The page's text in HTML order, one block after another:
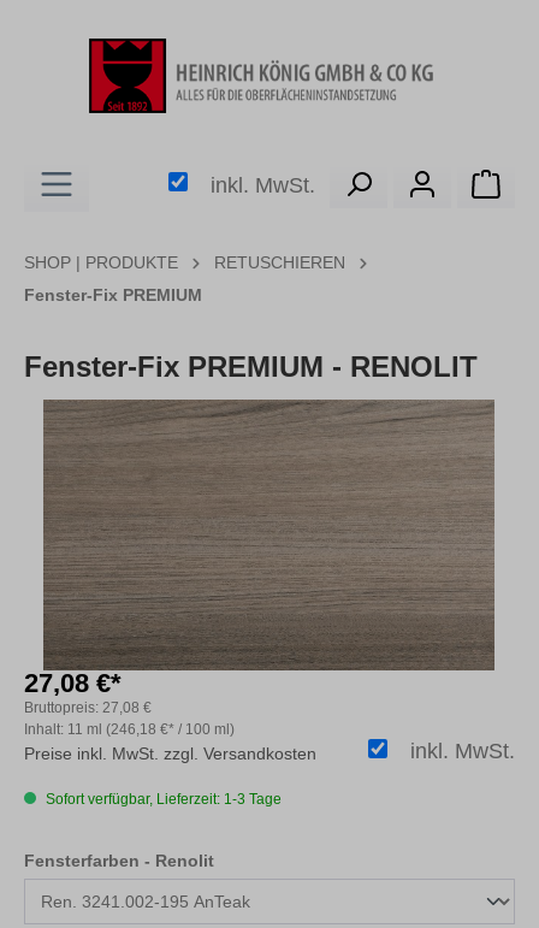
inkl. MwSt.
SHOP | PRODUKTE
RETUSCHIEREN
Fenster-Fix PREMIUM
Fenster-Fix PREMIUM - RENOLIT
Bildergalerie überspringen
27,08 €*
Inhalt: 11 ml (246,18 €* / 100 ml)
Bruttopreis: 27,08 €
inkl. MwSt.
Preise inkl. MwSt. zzgl. Versandkosten
Sofort verfügbar, Lieferzeit: 1-3 Tage
Fensterfarben - Renolitauswählen